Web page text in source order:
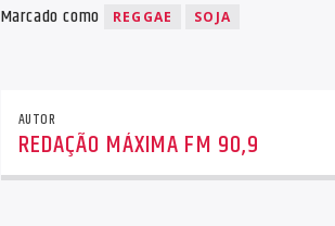
Marcado como REGGAE SOJA
AUTOR
REDAÇÃO MÁXIMA FM 90,9